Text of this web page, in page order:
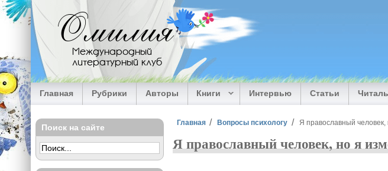
Перейти к основному содержанию
Омилия
Международный
литературный клуб
Главная Рубрики Авторы Книги Интервью Статьи
Вы здесь
Главная Вопросы психологу Я православный человек,
Я православный человек, но я
Поиск на сайте